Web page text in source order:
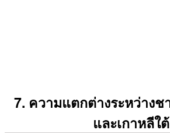
7. ความแตกต่างระหว่างช
และเกาหลีใต้